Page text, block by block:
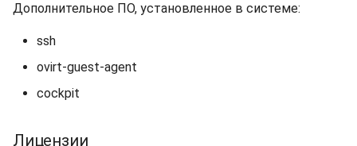
Дополнительное ПО, установленное в системе:
ssh
ovirt-guest-agent
cockpit
Лицензии